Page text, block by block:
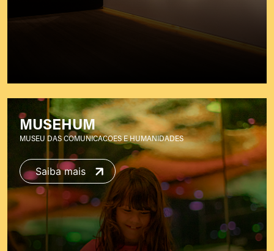
MUSEHUM
MUSEU DAS COMUNICACOES E HUMANIDADES
Saiba mais